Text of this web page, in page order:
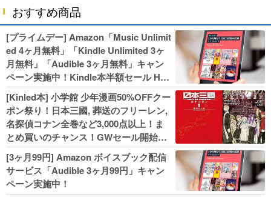
おすすめ商品
[プライムデー] Amazon「Music Unlimit
ed 4ヶ月無料」「Kindle Unlimited 3ヶ
月無料」「Audible 3ヶ月無料」キャン
ペーン実施中！Kindle本半額セール HU
NTER×HUNTERなど集英社、無職転生,
幼女戦記などKADOKAWA、キャプテン
翼100円セールも！
[Kinled本] 小学館 少年漫画50%OFFクー
ポン祭り！日本三國, 葬送のフリーレン,
名探偵コナン全巻など3,000点以上！ま
とめ買いのチャンス！GWセール開始！
人気コミック多数 カドカワ祭やIT関連本
がセールに！
[3ヶ月99円] Amazon ボイスブック配信
サービス「Audible 3ヶ月99円」キャン
ペーン実施中！